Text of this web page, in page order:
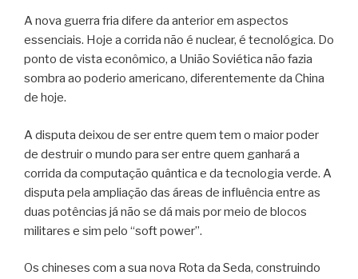
A nova guerra fria difere da anterior em aspectos
essenciais. Hoje a corrida não é nuclear, é tecnológica. Do
ponto de vista econômico, a União Soviética não fazia
sombra ao poderio americano, diferentemente da China
de hoje.
A disputa deixou de ser entre quem tem o maior poder
de destruir o mundo para ser entre quem ganhará a
corrida da computação quântica e da tecnologia verde. A
disputa pela ampliação das áreas de influência entre as
duas potências já não se dá mais por meio de blocos
militares e sim pelo “soft power”.
Os chineses com a sua nova Rota da Seda, construindo